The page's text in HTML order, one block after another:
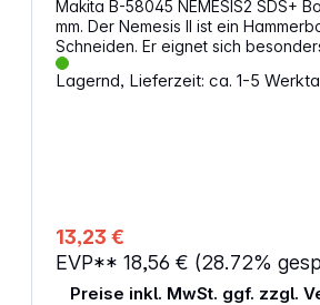
Gehäusematerial: Metall Fahrwerk: große
Transporträder Lieferumfang: Ryobi RSH3045U
Elektro-Leisehäcksler Abfallbehälter mit 55 l
Fassungsvermögen
Makita B-58045 NEMESIS2 SDS+
mm. Der Nemesis II ist ein
Schneiden. Er eignet sich
in Beton mit Stahlbewehrung.
Durchmesser: 6,5 mm Länge: 265 mm Arbeitslänge:
Lagernd, Lieferzeit: ca. 1-5
13,23 €
EVP** 18,56 € (28.72%
Preise inkl. MwSt. ggf. zzgl.